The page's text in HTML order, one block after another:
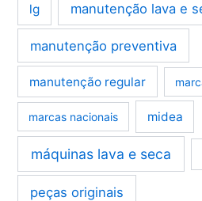
lg manutenção lava e
manutenção preventiva
manutenção regular
marcas nacionais midea
máquinas lava e seca
peças originais